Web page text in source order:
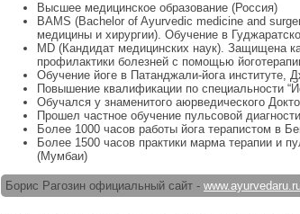
Высшее медицинское образование (Россия)
BAMS (Bachelor of Ayurvedic medicine and
медицины и хирургии). Обучение в
MD (Кандидат медицинских наук). Защищена
профилактики болезней с помощью
Обучение йоге в Патанджали-йога институте,
Повышение квалификации по специальности
Обучался у знаменитого аюрведического
Прошел частное обучение пульсовой
Более 1000 часов работы йога терапистом в
Более 1500 часов практики марма терапии и
(Мумбаи)
Борис Рагозин официальный сайт -